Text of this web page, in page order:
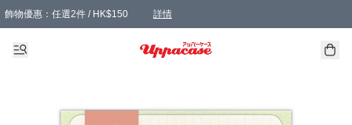
飾物優惠：任選2件 / HK$150 詳情
髮飾優惠：任選2件 / HK$100 詳情
精選襪子優惠：任選3對 / HK$115 詳情
滿額免運：本地訂單滿港幣350元可享免運費優惠